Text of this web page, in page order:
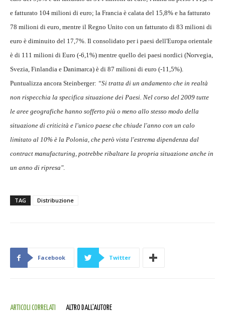
e fatturato 104 milioni di euro; la Francia è calata del 15,8% e ha fatturato
78 milioni di euro, mentre il Regno Unito con un fatturato di 83 milioni di
euro è diminuito del 17,7%. Il consolidato per i paesi dell'Europa orientale
è di 111 milioni di Euro (-6,1%) mentre quello dei paesi nordici (Norvegia,
Svezia, Finlandia e Danimarca) è di 87 milioni di euro (-11,5%).
Puntualizza ancora Steinberger: “Si tratta di un andamento che in realtà
non rispecchia la specifica situazione dei Paesi. Nel corso del 2009 tutte
le aree geografiche hanno sofferto più o meno allo stesso modo della
situazione di criticità e l'unico paese che chiude l'anno con un calo
limitato al 10% è la Polonia, che però vista l'estrema dipendenza dal
contract manufacturing, potrebbe ribaltare la propria situazione anche in
un anno di ripresa".
TAG Distribuzione
Facebook Twitter
ARTICOLI CORRELATI ALTRO DALL'AUTORE